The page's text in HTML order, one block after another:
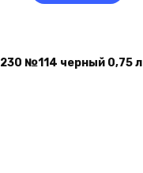
№114 черный 0,75 л